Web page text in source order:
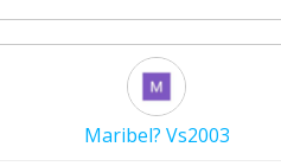
Maribel? Vs2003